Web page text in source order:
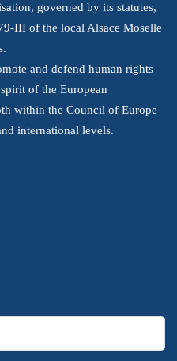
governed by its statutes,
III of the local Alsace Moselle
and defend human rights
of the European
within the Council of Europe
international levels.